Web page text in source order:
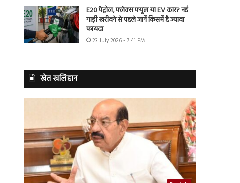
E20 पेट्रोल, फ्लेक्स फ्यूल या EV कार? नई
गाड़ी खरीदने से पहले जानें किसमें है ज्यादा
फायदा
23 July 2026 - 7:41 PM
खेत खलिहान